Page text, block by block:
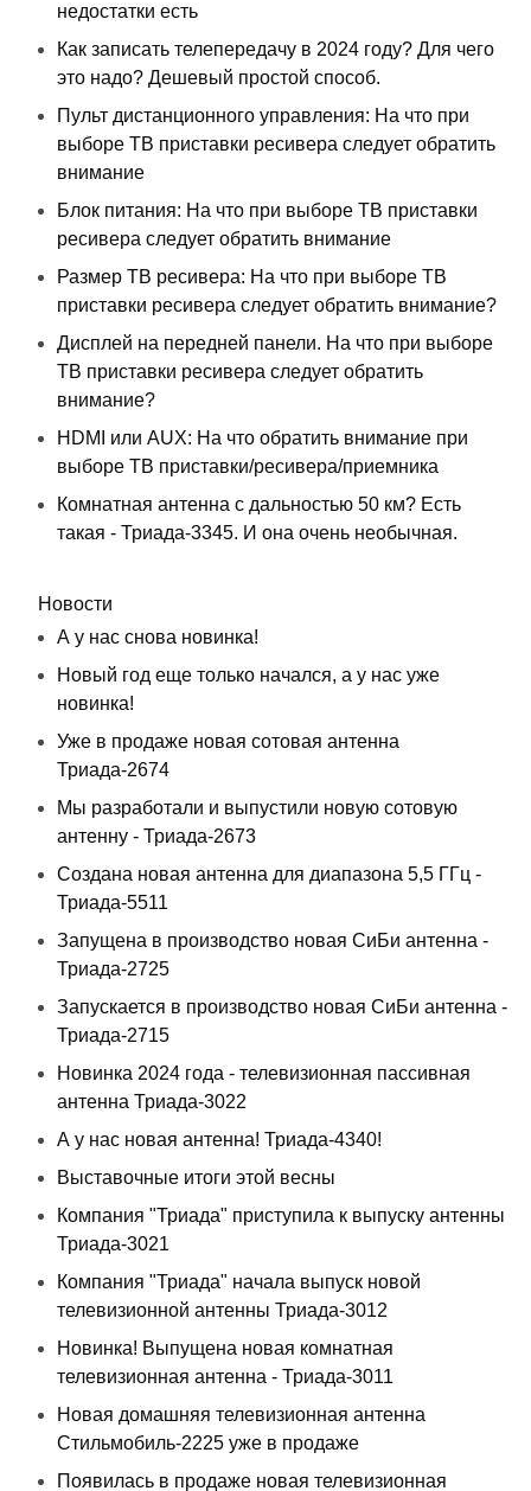
недостатки есть
Как записать телепередачу в 2024 году? Для чего
это надо? Дешевый простой способ.
Пульт дистанционного управления: На что при
выборе ТВ приставки ресивера следует обратить
внимание
Блок питания: На что при выборе ТВ приставки
ресивера следует обратить внимание
Размер ТВ ресивера: На что при выборе ТВ
приставки ресивера следует обратить внимание?
Дисплей на передней панели. На что при выборе
ТВ приставки ресивера следует обратить
внимание?
HDMI или AUX: На что обратить внимание при
выборе ТВ приставки/ресивера/приемника
Комнатная антенна с дальностью 50 км? Есть
такая - Триада-3345. И она очень необычная.
Новости
А у нас снова новинка!
Новый год еще только начался, а у нас уже
новинка!
Уже в продаже новая сотовая антенна
Триада-2674
Мы разработали и выпустили новую сотовую
антенну - Триада-2673
Создана новая антенна для диапазона 5,5 ГГц -
Триада-5511
Запущена в производство новая СиБи антенна -
Триада-2725
Запускается в производство новая СиБи антенна -
Триада-2715
Новинка 2024 года - телевизионная пассивная
антенна Триада-3022
А у нас новая антенна! Триада-4340!
Выставочные итоги этой весны
Компания "Триада" приступила к выпуску антенны
Триада-3021
Компания "Триада" начала выпуск новой
телевизионной антенны Триада-3012
Новинка! Выпущена новая комнатная
телевизионная антенна - Триада-3011
Новая домашняя телевизионная антенна
Стильмобиль-2225 уже в продаже
Появилась в продаже новая телевизионная